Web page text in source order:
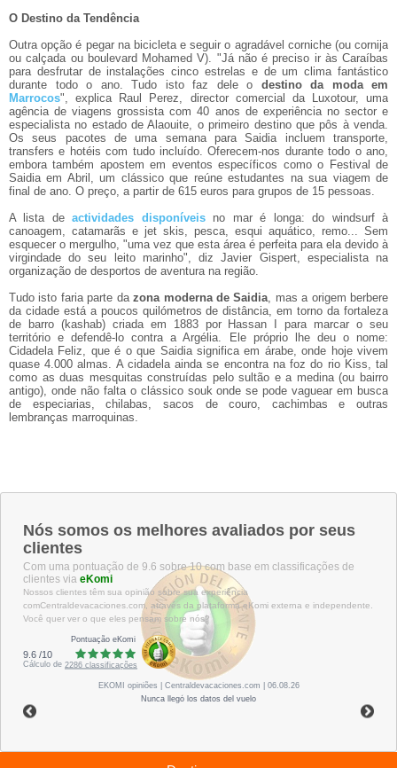
O Destino da Tendência
Outra opção é pegar na bicicleta e seguir o agradável corniche (ou cornija
ou calçada ou boulevard Mohamed V). "Já não é preciso ir às Caraíbas
para desfrutar de instalações cinco estrelas e de um clima fantástico
durante todo o ano. Tudo isto faz dele o destino da moda em
Marrocos", explica Raul Perez, director comercial da Luxotour, uma
agência de viagens grossista com 40 anos de experiência no sector e
especialista no estado de Alaouite, o primeiro destino que pôs à venda.
Os seus pacotes de uma semana para Saidia incluem transporte,
transfers e hotéis com tudo incluído. Oferecem-nos durante todo o ano,
embora também apostem em eventos específicos como o Festival de
Saidia em Abril, um clássico que reúne estudantes na sua viagem de
final de ano. O preço, a partir de 615 euros para grupos de 15 pessoas.
A lista deactividades disponíveisno mar é longa: do windsurf à
canoagem, catamarãs e jet skis, pesca, esqui aquático, remo... Sem
esquecer o mergulho, "uma vez que esta área é perfeita para ela devido à
virgindade do seu leito marinho", diz Javier Gispert, especialista na
organização de desportos de aventura na região.
Tudo isto faria parte dazona moderna de Saidia, mas a origem berbere
da cidade está a poucos quilómetros de distância, em torno da fortaleza
de barro (kashab) criada em 1883 por Hassan I para marcar o seu
território e defendê-lo contra a Argélia. Ele próprio lhe deu o nome:
Cidadela Feliz, que é o que Saidia significa em árabe, onde hoje vivem
quase 4.000 almas. A cidadela ainda se encontra na foz do rio Kiss, tal
como as duas mesquitas construídas pelo sultão e a medina (ou bairro
antigo), onde não falta o clássico souk onde se pode vaguear em busca
de especiarias, chilabas, sacos de couro, cachimbas e outras
lembranças marroquinas.
Nós somos os melhores avaliados por seus
clientes
Com uma pontuação de 9.6 sobre 10 com base em classificações de
clientes via eKomi
Nossos clientes têm sua opinião sobre sua experiência
comCentraldevacaciones.com, através da plataforma eKomi externa e independente.
Você quer ver o que eles pensam sobre nós?
Pontuação eKomi
9.6 /10
Cálculo de 2286 classificações
EKOMI opiniões
| Centraldevacaciones.com | 06.08.26
Nunca llegó los datos del vuelo